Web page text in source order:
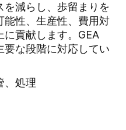
減らし、歩留まりを
能性、生産性、費用対
貢献します。GEA
な段階に対応してい
、処理